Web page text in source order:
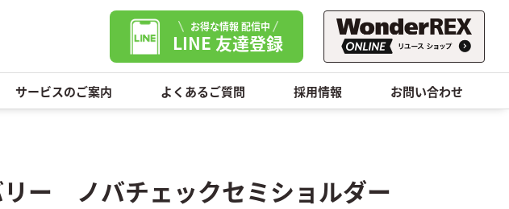
お得な情報 配信中
LINE 友達登録
サービスのご案内 よくあるご質問 採用情報 お問い合わせ
ー ノバチェックセミショルダー